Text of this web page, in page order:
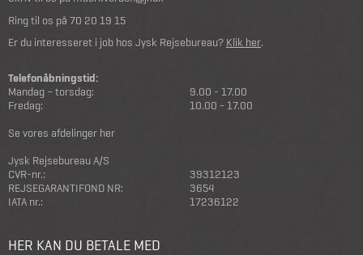
Ring til os på 70 20 19 15
Er du interesseret i job hos Jysk Rejsebureau? Klik her.
Telefonåbningstid:
Mandag – torsdag:
9.00 - 17.00
Fredag:
10.00 - 17.00
Se vores afdelinger her
Jysk Rejsebureau A/S
CVR-nr.:
39312123
REJSEGARANTIFOND NR:
3654
IATA nr.:
17236122
HER KAN DU BETALE MED